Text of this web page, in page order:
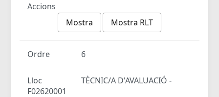
Accions
Mostra
Mostra RLT
Ordre 6
Lloc
TÈCNIC/A D'AVALUACIÓ -
F02620001